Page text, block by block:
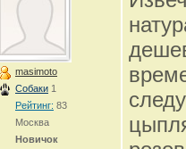
masimoto
Собаки 1
Рейтинг: 83
Москва
Новичок